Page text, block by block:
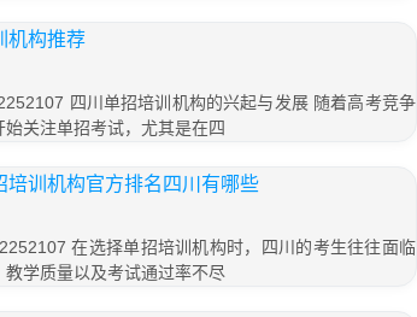
机构推荐
四川单招培训机构的兴起与发展 随着高考竞争
关注单招考试，尤其是在四
训机构官方排名四川有哪些
在选择单招培训机构时，四川的考生往往面临
学质量以及考试通过率不尽